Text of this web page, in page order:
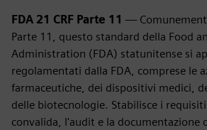
FDA 21 CRF Parte 11 —
Parte 11, questo standard della Food
Administration (FDA) statunitense si
regolamentati dalla FDA, comprese le
farmaceutiche, dei dispositivi medici,
delle biotecnologie. Stabilisce i
convalida, l'audit e la documentazione